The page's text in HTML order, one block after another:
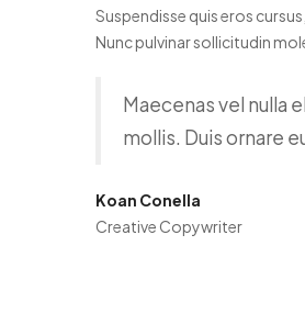
Suspendisse quis eros
Nunc pulvinar sollicitudin
Maecenas vel nulla
mollis. Duis ornare
Koan Conella
Creative Copywriter